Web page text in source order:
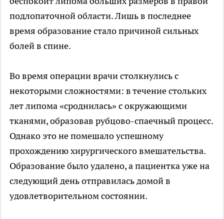
подлопаточной области. Лишь в последнее
время образование стало причиной сильных
болей в спине.
Во время операции врачи столкнулись с
некоторыми сложностями: в течение стольких
лет липома «сроднилась» с окружающими
тканями, образовав рубцово-спаечный процесс.
Однако это не помешало успешному
прохождению хирургического вмешательства.
Образование было удалено, а пациентка уже на
следующий день отправилась домой в
удовлетворительном состоянии.